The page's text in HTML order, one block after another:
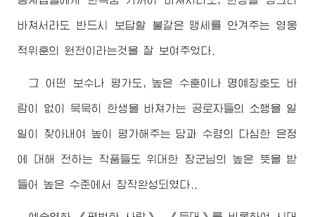
바쳐서라도 반드시 보답할 불같은 맹세를 안겨주는 영웅
적위훈의 원천이라는것을 잘 보여주었다.
그 어떤 보수나 평가도, 높은 수훈이나 명예칭호도 바
람이 없이 묵묵히 한생을 바쳐가는 공로자들의 소행을 일
일이 찾아내여 높이 평가해주는 당과 수령의 다심한 은정
에 대해 전하는 작품들도 위대한 장군님 의 높은 뜻을 받
들어 높은 수준에서 창작완성되였다..